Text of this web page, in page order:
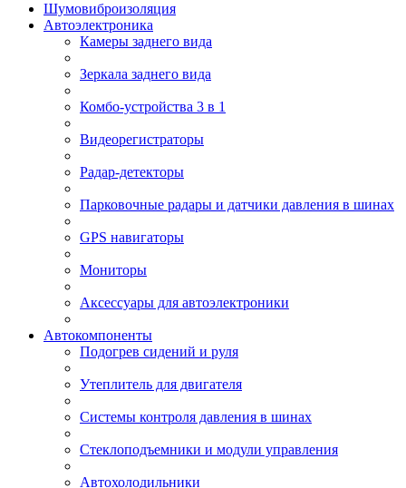
Шумовиброизоляция
Автоэлектроника
Камеры заднего вида
Зеркала заднего вида
Комбо-устройства 3 в 1
Видеорегистраторы
Радар-детекторы
Парковочные радары и датчики давления в шинах
GPS навигаторы
Мониторы
Аксессуары для автоэлектроники
Автокомпоненты
Подогрев сидений и руля
Утеплитель для двигателя
Системы контроля давления в шинах
Стеклоподъемники и модули управления
Автохолодильники